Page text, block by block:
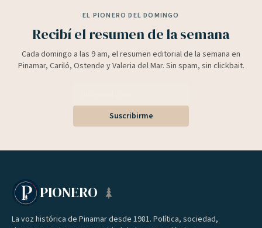
EL PIONERO DEL DOMINGO
Recibí el resumen de la semana
Cada domingo a las 9 am, el resumen editorial de la semana en
Pinamar, Cariló, Ostende y Valeria del Mar. Sin spam, sin clickbait.
Suscribirme
PIONERO
La voz histórica de Pinamar desde 1981. Política, sociedad,